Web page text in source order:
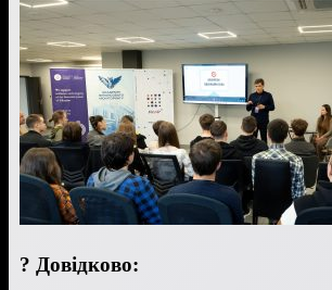
? Довідково: